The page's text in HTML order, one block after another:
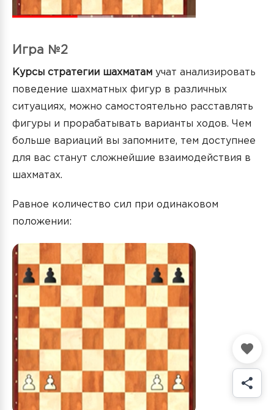
Игра №2
Курсы стратегии шахматам учат анализировать
поведение шахматных фигур в различных
ситуациях, можно самостоятельно расставлять
фигуры и прорабатывать варианты ходов. Чем
больше вариаций вы запомните, тем доступнее
для вас станут сложнейшие взаимодействия в
шахматах.
Равное количество сил при одинаковом
положении: